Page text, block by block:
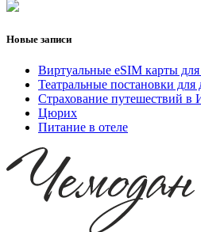
Новые записи
Виртуальные eSIM карты
Театральные постановки для
Страхование путешествий в
Цюрих
Питание в отеле